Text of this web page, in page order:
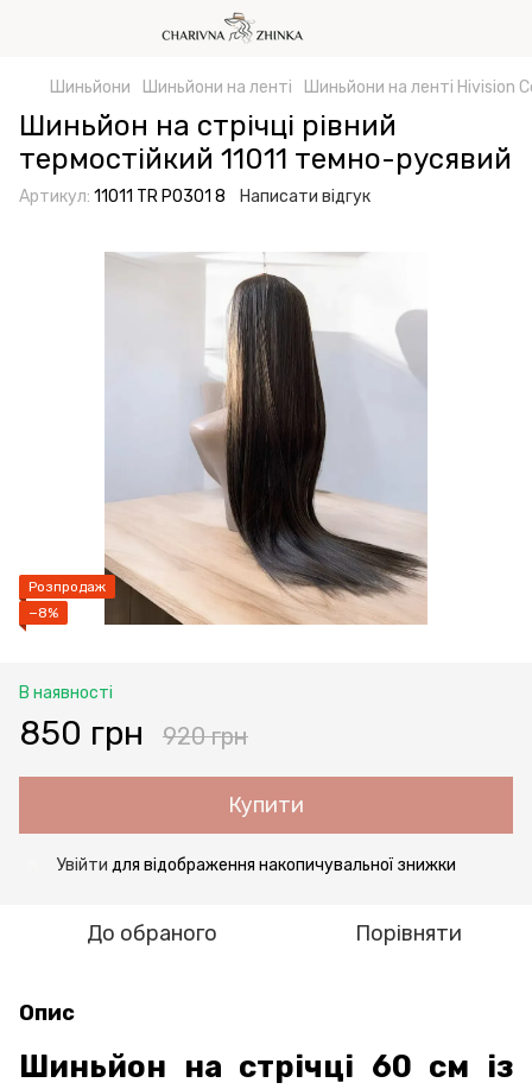
Шиньйони Шиньйони на ленті Шиньйони на ленті Hivision
Шиньйон на стрічці рівний
термостійкий 11011 темно-русявий
Артикул: 11011 TR P0301 8 Написати відгук
Розпродаж
−8%
В наявності
850 грн 920 грн
Купити
Увійти для відображення накопичувальної знижки
До обраного Порівняти
Опис
Шиньйон на стрічці 60 см із